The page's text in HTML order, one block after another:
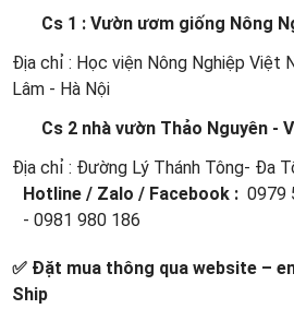
Cs 1 : Vườn ươm giống Nông
Địa chỉ : Học viện Nông Nghiệp Việt
Lâm - Hà Nội
Cs 2 nhà vườn Thảo Nguyên -
Địa chỉ : Đường Lý Thánh Tông- Đa
Hotline / Zalo / Facebook : 0979
- 0981 980 186
✅ Đặt mua thông qua website –
Ship